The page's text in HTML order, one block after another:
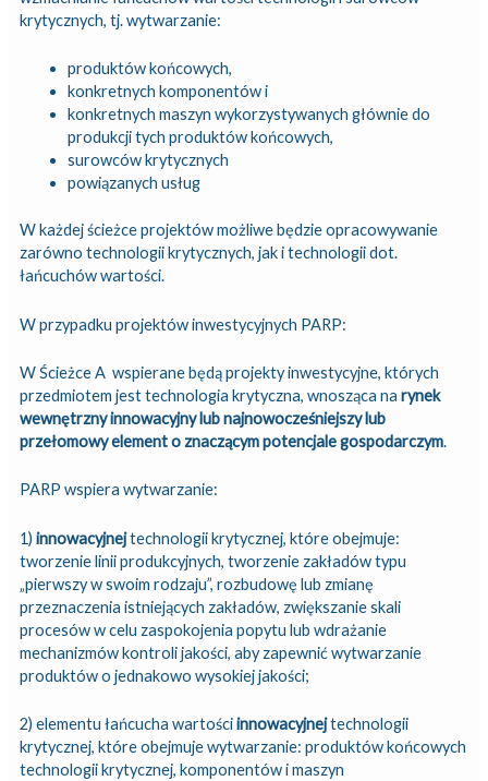
krytycznych, tj. wytwarzanie:
produktów końcowych,
konkretnych komponentów i
konkretnych maszyn wykorzystywanych głównie do
produkcji tych produktów końcowych,
surowców krytycznych
powiązanych usług
W każdej ścieżce projektów możliwe będzie opracowywanie
zarówno technologii krytycznych, jak i technologii dot.
łańcuchów wartości.
W przypadku projektów inwestycyjnych PARP:
W Ścieżce A wspierane będą projekty inwestycyjne, których
przedmiotem jest technologia krytyczna, wnosząca na rynek
wewnętrzny innowacyjny lub najnowocześniejszy lub
przełomowy element o znaczącym potencjale gospodarczym.
PARP wspiera wytwarzanie:
1) innowacyjnejtechnologii krytycznej, które obejmuje:
tworzenie linii produkcyjnych, tworzenie zakładów typu
„pierwszy w swoim rodzaju”, rozbudowę lub zmianę
przeznaczenia istniejących zakładów, zwiększanie skali
procesów w celu zaspokojenia popytu lub wdrażanie
mechanizmów kontroli jakości, aby zapewnić wytwarzanie
produktów o jednakowo wysokiej jakości;
2) elementu łańcucha wartościinnowacyjnejtechnologii
krytycznej, które obejmuje wytwarzanie: produktów końcowych
technologii krytycznej, komponentów i maszyn